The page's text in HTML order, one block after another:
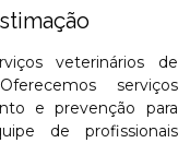
veterinários de
serviços
e prevenção para
de profissionais